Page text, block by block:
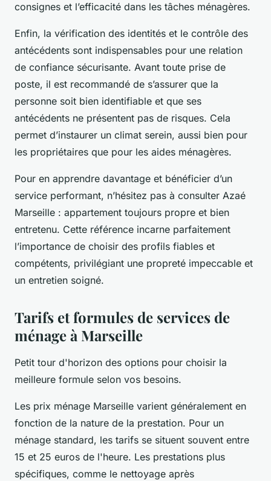
consignes et l’efficacité dans les tâches ménagères.
Enfin, la vérification des identités et le contrôle des
antécédents sont indispensables pour une relation
de confiance sécurisante. Avant toute prise de
poste, il est recommandé de s’assurer que la
personne soit bien identifiable et que ses
antécédents ne présentent pas de risques. Cela
permet d’instaurer un climat serein, aussi bien pour
les propriétaires que pour les aides ménagères.
Pour en apprendre davantage et bénéficier d’un
service performant, n’hésitez pas à consulter Azaé
Marseille : appartement toujours propre et bien
entretenu. Cette référence incarne parfaitement
l’importance de choisir des profils fiables et
compétents, privilégiant une propreté impeccable et
un entretien soigné.
Tarifs et formules de services de
ménage à Marseille
Petit tour d'horizon des options pour choisir la
meilleure formule selon vos besoins.
Les prix ménage Marseille varient généralement en
fonction de la nature de la prestation. Pour un
ménage standard, les tarifs se situent souvent entre
15 et 25 euros de l'heure. Les prestations plus
spécifiques, comme le nettoyage après